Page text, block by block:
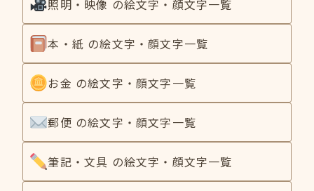
照明・映像 の絵文字・顔文字一覧
本・紙 の絵文字・顔文字一覧
お金 の絵文字・顔文字一覧
郵便 の絵文字・顔文字一覧
筆記・文具 の絵文字・顔文字一覧